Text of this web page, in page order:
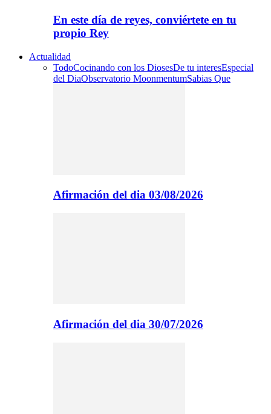
En este día de reyes, conviértete en tu
propio Rey
Actualidad
TodoCocinando con los DiosesDe tu interesEspecial
del DiaObservatorio MoonmentumSabias Que
Afirmación del dia 03/08/2026
Afirmación del dia 30/07/2026